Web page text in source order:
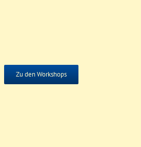
Zu den Workshops